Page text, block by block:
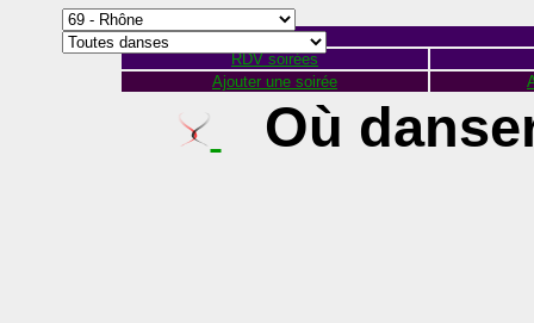
RDV soirées
Ajouter une soirée
Où